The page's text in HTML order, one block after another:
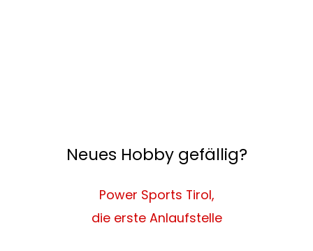
Neues Hobby gefällig?
Power Sports Tirol,
die erste Anlaufstelle